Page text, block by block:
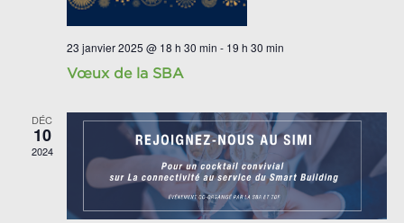
23 janvier 2025 @ 18 h 30 min - 19 h 30 min
Vœux de la SBA
DÉC
10
2024